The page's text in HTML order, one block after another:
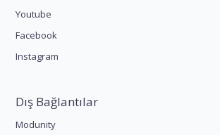
Youtube
Facebook
Instagram
Dış Bağlantılar
Modunity